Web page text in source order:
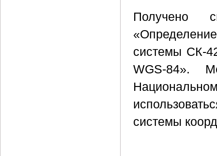
Получено
системы СК-
WGS-84».
системы